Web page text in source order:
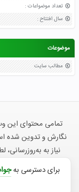
تعداد موضواعات :
سال افتتاح :
موضوعات
مطالب سایت
تمامی محتوای این
نگارش و تدوین شده
نیاز به به‌روزرسانی،
برای دسترسی به